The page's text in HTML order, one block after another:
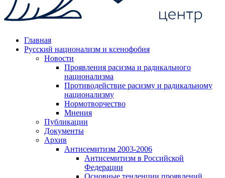
Главная
Русский национализм и ксенофобия
Новости
Проявления расизма и радикального
национализма
Противодействие расизму и радикальному
национализму
Нормотворчество
Мнения
Публикации
Документы
Архив
Антисемитизм 2003-2006
Антисемитизм в Российской
Федерации